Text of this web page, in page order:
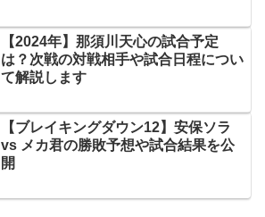
【2024年】那須川天心の試合予定
は？次戦の対戦相手や試合日程につい
て解説します
【ブレイキングダウン12】安保ソラ
vs メカ君の勝敗予想や試合結果を公
開